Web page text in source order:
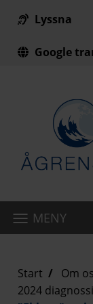
Till innehåll
Lyssna
Google
MENY
Start Om
2024